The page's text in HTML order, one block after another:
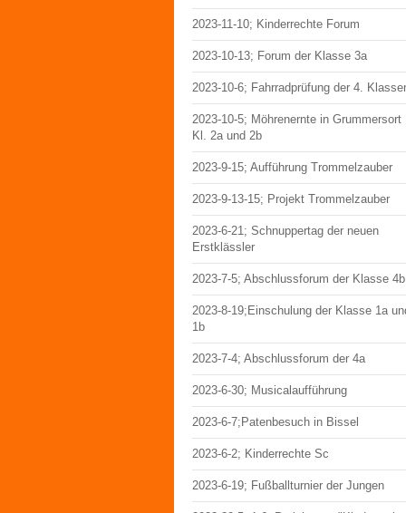
2023-11-10; Kinderrechte Forum
2023-10-13; Forum der Klasse 3a
2023-10-6; Fahrradprüfung der 4.
2023-10-5; Möhrenernte in Grummersort
Kl. 2a und 2b
2023-9-15; Aufführung Trommelzauber
2023-9-13-15; Projekt Trommelzauber
2023-6-21; Schnuppertag der neuen
Erstklässler
2023-7-5; Abschlussforum der Klasse 4b
2023-8-19;Einschulung der Klasse 1a
1b
2023-7-4; Abschlussforum der 4a
2023-6-30; Musicalaufführung
2023-6-7;Patenbesuch in Bissel
2023-6-2; Kinderrechte Sc
2023-6-19; Fußballturnier der Jungen